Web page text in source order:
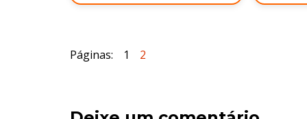
Páginas: 1 2